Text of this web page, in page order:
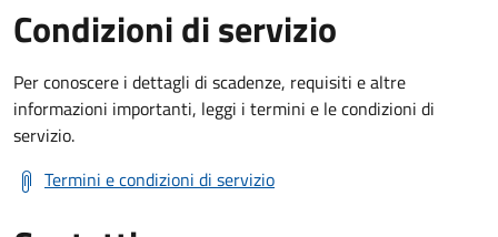
Condizioni di servizio
Per conoscere i dettagli di scadenze, requisiti e altre
informazioni importanti, leggi i termini e le condizioni di
servizio.
Termini e condizioni di servizio